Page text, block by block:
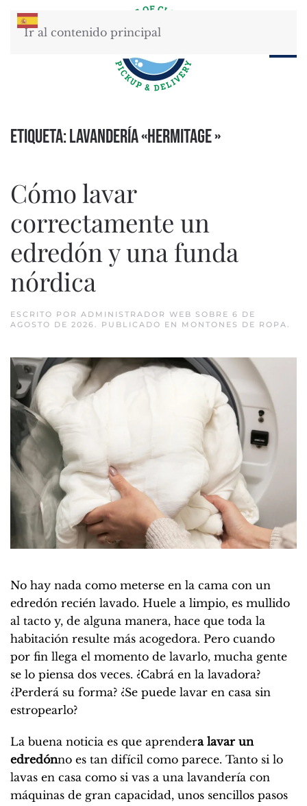
Ir al contenido principal
Etiqueta:Lavandería «Hermitage »
Cómo lavar
correctamente un
edredón y una funda
nórdica
ESCRITO POR ADMINISTRADOR WEB SOBRE 6 DE
AGOSTO DE 2026. PUBLICADO EN MONTONES DE ROPA.
No hay nada como meterse en la cama con un
edredón recién lavado. Huele a limpio, es mullido
al tacto y, de alguna manera, hace que toda la
habitación resulte más acogedora. Pero cuando
por fin llega el momento de lavarlo, mucha gente
se lo piensa dos veces. ¿Cabrá en la lavadora?
¿Perderá su forma? ¿Se puede lavar en casa sin
estropearlo?
La buena noticia es que aprendera lavar un
edredónno es tan difícil como parece. Tanto si lo
lavas en casa como si vas a una lavandería con
máquinas de gran capacidad, unos sencillos pasos